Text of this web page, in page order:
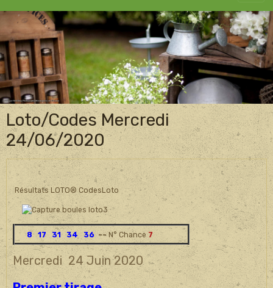
Loto/Codes Mercredi
24/06/2020
Résultats LOTO® CodesLoto
Mercredi 24 Juin 2020
8 17 31 34 36 ~~ N° Chance 7